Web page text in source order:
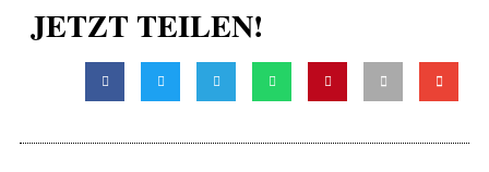
JETZT TEILEN!